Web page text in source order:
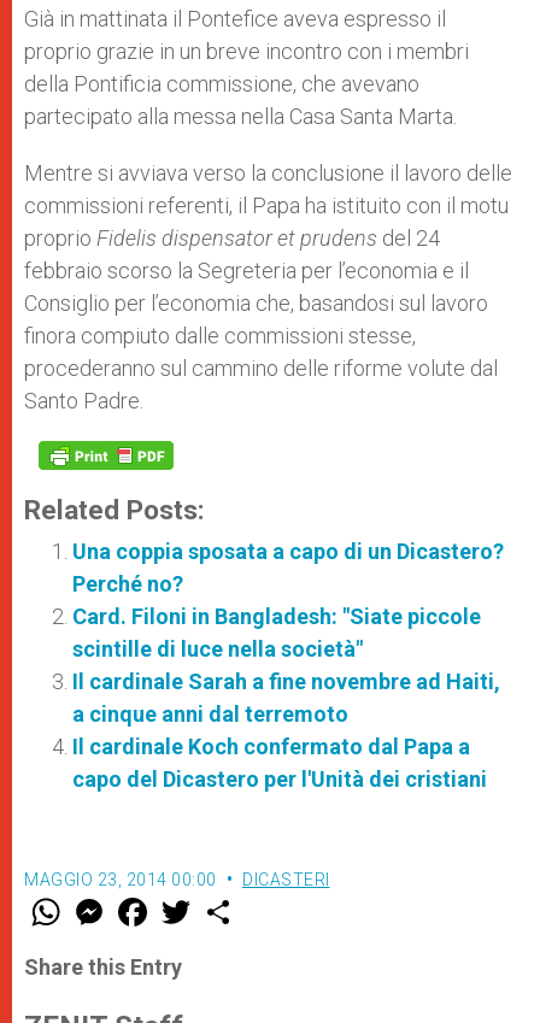
Già in mattinata il Pontefice aveva espresso il
proprio grazie in un breve incontro con i membri
della Pontificia commissione, che avevano
partecipato alla messa nella Casa Santa Marta.
Mentre si avviava verso la conclusione il lavoro delle
commissioni referenti, il Papa ha istituito con il motu
proprio Fidelis dispensator et prudens del 24
febbraio scorso la Segreteria per l’economia e il
Consiglio per l’economia che, basandosi sul lavoro
finora compiuto dalle commissioni stesse,
procederanno sul cammino delle riforme volute dal
Santo Padre.
Related Posts:
Una coppia sposata a capo di un Dicastero?
Perché no?
Card. Filoni in Bangladesh: "Siate piccole
scintille di luce nella società"
Il cardinale Sarah a fine novembre ad Haiti,
a cinque anni dal terremoto
Il cardinale Koch confermato dal Papa a
capo del Dicastero per l'Unità dei cristiani
MAGGIO 23, 2014 00:00 DICASTERI
W
t
s
p
M
e
s
e
g
F
a
e
b
o
w
Share this Entry